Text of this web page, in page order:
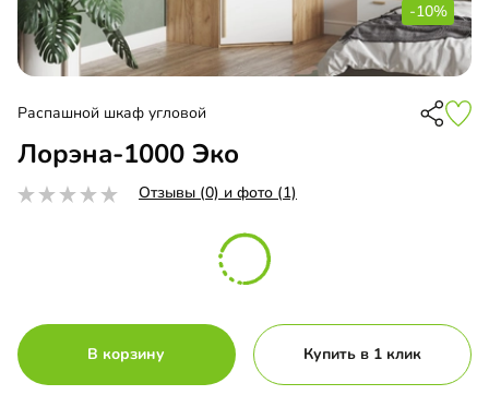
-10%
Распашной шкаф угловой
Лорэна-1000 Эко
Отзывы (0) и фото (1)
В корзину Купить в 1 клик